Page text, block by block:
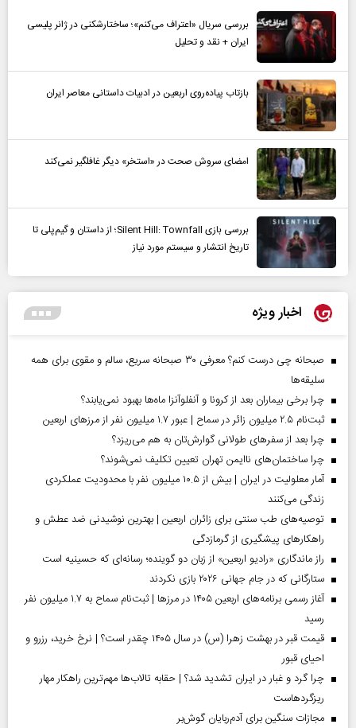
بررسی سریال «اعتراف می‌کنم»؛ ساختارشکنی در ژانر پلیسی
ایران + نقد و تحلیل
بازتاب پیاده‌روی اربعین در ادبیات داستانی معاصر ایران
امضای سروش صحت در «استخر» دیگر غافلگیر نمی‌کند
بررسی بازی Silent Hill: Townfall؛ از داستان و گیم‌پلی تا
تاریخ انتشار و سیستم مورد نیاز
اخبار ویژه
صبحانه چی درست کنم؟ معرفی ۳۰ صبحانه سریع، سالم و مقوی برای همه
سلیقه‌ها
چرا برخی بیماران بعد از کرونا و آنفلوآنزا ماه‌ها بهبود نمی‌یابند؟
ثبت‌نام ۲.۵ میلیون زائر در سماح | عبور ۱.۷ میلیون نفر از مرز‌های اربعین
چرا بعد از سفرهای طولانی گوارش‌تان به هم می‌ریزد؟
چرا ساختمان‌های ناایمن تهران تعیین تکلیف نمی‌شوند؟
آمار معلولیت در ایران | بیش از ۱۰.۵ میلیون نفر با محدودیت عملکردی
زندگی می‌کنند
توصیه‌های طب سنتی برای زائران اربعین | بهترین نوشیدنی ضد عطش و
راهکارهای پیشگیری از گرمازدگی
راز ماندگاری «رادیو اربعین» از زبان دو گوینده؛ رسانه‌ای که حسینیه است
ستارگانی که در جام جهانی ۲۰۲۶ بازی نکردند
آغاز رسمی برنامه‌های اربعین ۱۴۰۵ در مرز‌ها | ثبت‌نام سماح به ۱.۷ میلیون نفر
رسید
قیمت قبر در بهشت زهرا (س) در سال ۱۴۰۵ چقدر است؟ | نرخ خرید، رزرو و
احیای قبور
چرا گرد و غبار در ایران تشدید شد؟ | حقابه تالاب‌ها مهم‌ترین راهکار مهار
ریزگردهاست
مجازات سنگین برای آدم‌ربایان گوش‌بر